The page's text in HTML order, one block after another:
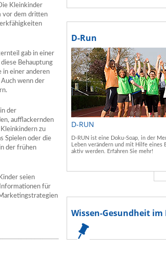
Kleinkinder
vor dem dritten
gab in einer
Behauptung
in einer anderen
wenn der
der
aufflackernden
zu
Spielen oder die
der frühen
seien
für
D-Run
D-RUN
D-RUN ist eine Doku-Soap, in der
Leben verändern und mit Hilfe eines
aktiv werden. Erfahren Sie mehr!
Wissen-Gesundheit im